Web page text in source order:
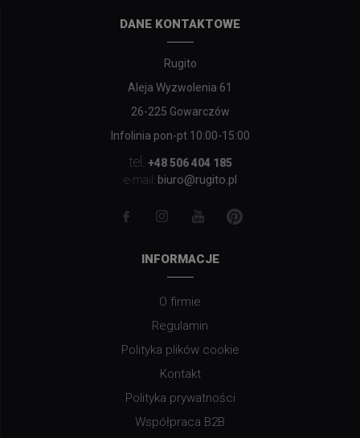
DANE KONTAKTOWE
Rugito
Aleja Wyzwolenia 61
26-225 Gowarczów
Infolinia pon-pt 10:00-15:00
tel. +48 506 404 185
e-mail: biuro@rugito.pl
INFORMACJE
O firmie
Regulamin
Polityka plików cookie
Kontakt
Polityka prywatności
Współpraca B2B